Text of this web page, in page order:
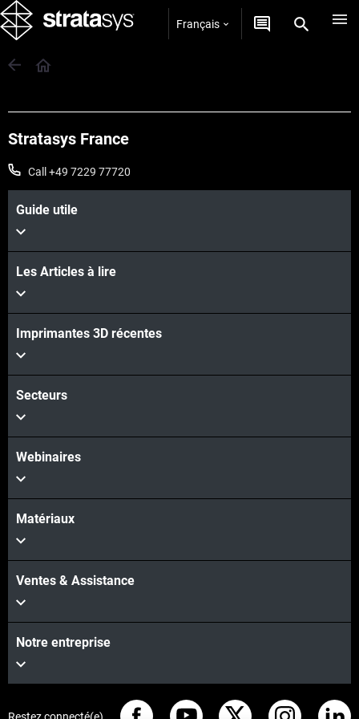
Français
Stratasys France
Call +49 7229 77720
Guide utile
Les Articles à lire
Imprimantes 3D récentes
Secteurs
Webinaires
Matériaux
Ventes & Assistance
Notre entreprise
Restez connecté(e)